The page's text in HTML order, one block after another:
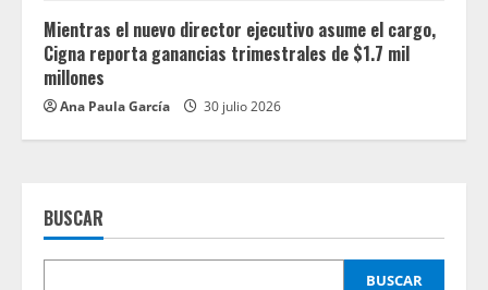
Mientras el nuevo director ejecutivo asume el cargo,
Cigna reporta ganancias trimestrales de $1.7 mil
millones
Ana Paula García 30 julio 2026
BUSCAR
BUSCAR